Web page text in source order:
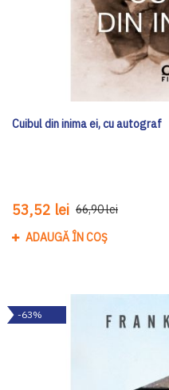
Cuibul din inima ei, cu autograf
53,52 lei 66,90 lei
ADAUGĂ ÎN COȘ
-63%